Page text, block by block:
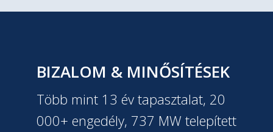
BIZALOM & MINŐSÍTÉSEK
Több mint 13 év tapasztalat, 20
000+ engedély, 737 MW telepített